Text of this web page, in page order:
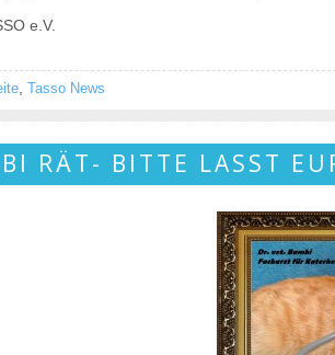
e.V.
Tasso News
RÄT- BITTE LASST